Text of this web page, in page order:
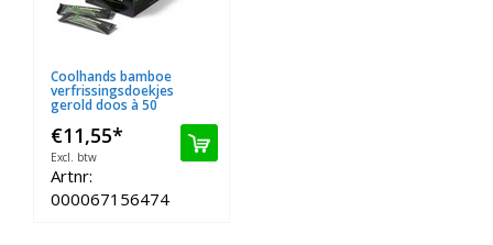
Coolhands bamboe
verfrissingsdoekjes
gerold doos à 50
€11,55*
Excl. btw
Artnr:
000067156474